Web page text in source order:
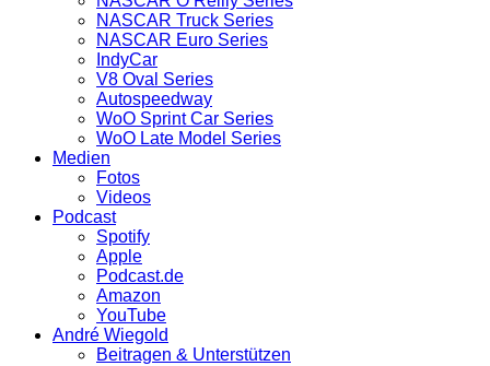
NASCAR Truck Series
NASCAR Euro Series
IndyCar
V8 Oval Series
Autospeedway
WoO Sprint Car Series
WoO Late Model Series
Medien
Fotos
Videos
Podcast
Spotify
Apple
Podcast.de
Amazon
YouTube
André Wiegold
Beitragen & Unterstützen